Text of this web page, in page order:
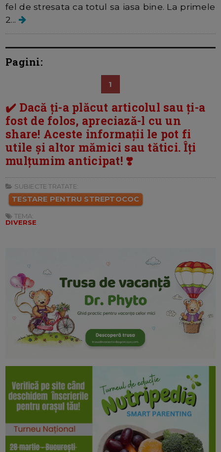
fel de stresata ca totul sa iasa bine. La primele
2...
Pagini:
1
✔️ Dacă ți-a plăcut articolul sau ți-a
fost de folos, apreciază-l cu un
share! Aceste informații le pot fi
utile și altor mămici sau tătici. Îți
mulțumim anticipat! ❣️
SUBIECTE TRATATE:
TESTARE PENTRU STREPTOCOC
TEMA:
DIVERSE